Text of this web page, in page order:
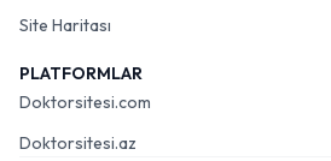
Site Haritası
PLATFORMLAR
Doktorsitesi.com
Doktorsitesi.az